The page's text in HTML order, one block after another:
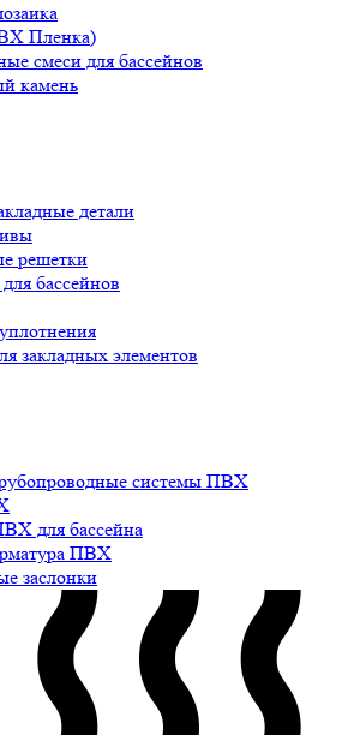
Пленка)
смеси для бассейнов
камень
детали
решетки
бассейнов
закладных элементов
системы ПВХ
для бассейна
ПВХ
заслонки